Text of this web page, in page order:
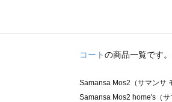
コートの商品一覧です
Samansa Mos2（サマンサ
Samansa Mos2 home's（